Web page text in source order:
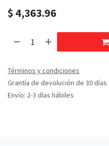
$ 4,363.96
Términos y condiciones
Grantía de devolución de 30 días
Envío: 2-3 días hábiles